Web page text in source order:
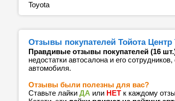
Toyota
Отзывы покупателей Тойота Центр
Правдивые отзывы покупателей (16
недостатки автосалона и его
автомобиля.
Отзывы были полезны для вас?
Ставьте лайки ДА или НЕТк каждому